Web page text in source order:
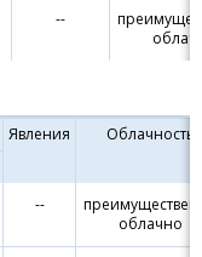
--
Явления
Облачность
--
облачно